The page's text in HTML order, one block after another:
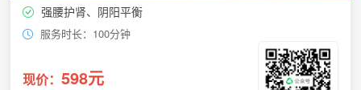
强腰护肾、阴阳平衡
服务时长：100分钟
现价： 598元